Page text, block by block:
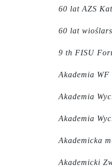
60 lat AZS
60 lat
9 th FISU
Akademia
Akademia
Akademia
Akademicka
Akademicki